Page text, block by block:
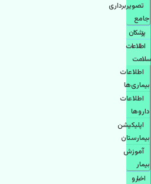
تصویربرداری
جامع
پزشكان
اطلاعات
سلامت
اطلاعات
بیماری‌ها
اطلاعات
دارو‌ها
اپليكيشن
بيمارستان
آموزش
بیمار
اخبار و